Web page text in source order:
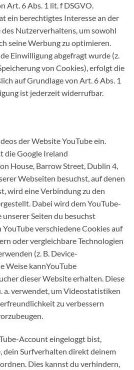
Art. 6 Abs. 1 lit. f DSGVO.
ein berechtigtes Interesse an der
Nutzerverhaltens, um sowohl
seine Werbung zu optimieren.
Einwilligung abgefragt wurde (z.
von Cookies), erfolgt die
auf Grundlage von Art. 6 Abs. 1
ist jederzeit widerrufbar.
der Website YouTube ein.
die Google Ireland
House, Barrow Street, Dublin 4,
Webseiten besuchst, auf denen
wird eine Verbindung zu den
Dabei wird dem YouTube-
Seiten du besuchst
verschiedene Cookies auf
oder vergleichbare Technologien
(z. B. Device-
Weise kannYouTube
dieser Website erhalten. Diese
a. verwendet, um Videostatistiken
zu verbessern
Account eingeloggt bist,
dein Surfverhalten direkt deinem
Dies kannst du verhindern,